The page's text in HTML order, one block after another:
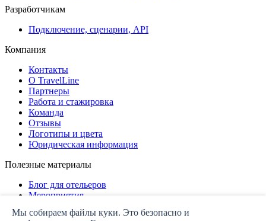
Разработчикам
Подключение, сценарии, API
Компания
Контакты
О TravelLine
Партнеры
Работа и стажировка
Команда
Отзывы
Логотипы и цвета
Юридическая информация
Полезные материалы
Блог для отельеров
Мероприятия
Мы собираем файлы куки. Это безопасно и